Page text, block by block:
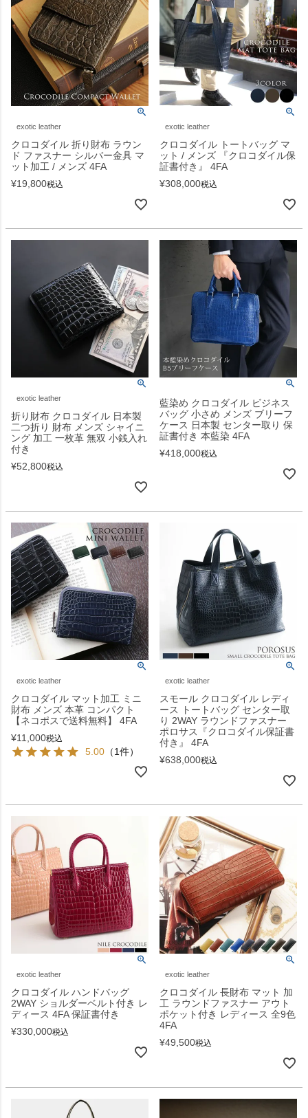
exotic leather
クロコダイル 折り財布 ラウン
ド ファスナー シルバー金具 マ
ット加工 / メンズ 4FA
¥19,800税込
exotic leather
クロコダイル トートバッグ マ
ット / メンズ 『クロコダイル保
証書付き』 4FA
¥308,000税込
exotic leather
折り財布 クロコダイル 日本製
二つ折り 財布 メンズ シャイニ
ング 加工 一枚革 無双 小銭入れ
付き
¥52,800税込
藍染め クロコダイル ビジネス
バッグ 小さめ メンズ ブリーフ
ケース 日本製 センター取り 保
証書付き 本藍染 4FA
¥418,000税込
exotic leather
クロコダイル マット加工 ミニ
財布 メンズ 本革 コンパクト
【ネコポスで送料無料】 4FA
¥11,000税込
5.00 （1件）
exotic leather
スモール クロコダイル レディ
ース トートバッグ センター取
り 2WAY ラウンドファスナー
ポロサス『クロコダイル保証書
付き』 4FA
¥638,000税込
exotic leather
クロコダイル ハンドバッグ
2WAY ショルダーベルト付き レ
ディース 4FA 保証書付き
¥330,000税込
exotic leather
クロコダイル 長財布 マット 加
工 ラウンドファスナー アウト
ポケット付き レディース 全9色
4FA
¥49,500税込